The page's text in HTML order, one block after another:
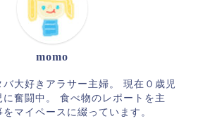
momo
大好きアラサー主婦。 現在０歳児
奮闘中。 食べ物のレポートを主
マイペースに綴っています。